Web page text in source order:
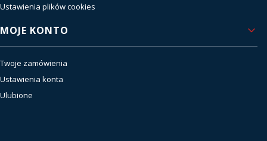
Ustawienia plików cookies
MOJE KONTO
Twoje zamówienia
Ustawienia konta
Ulubione